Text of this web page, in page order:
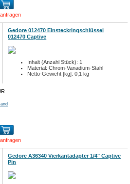
Gedore 012470 Einsteckringschlüssel
012470 Captive
Inhalt (Anzahl Stück): 1
Material: Chrom-Vanadium-Stahl
Netto-Gewicht [kg]: 0,1 kg
Gedore A36340 Vierkantadapter 1/4" Captive
Pin